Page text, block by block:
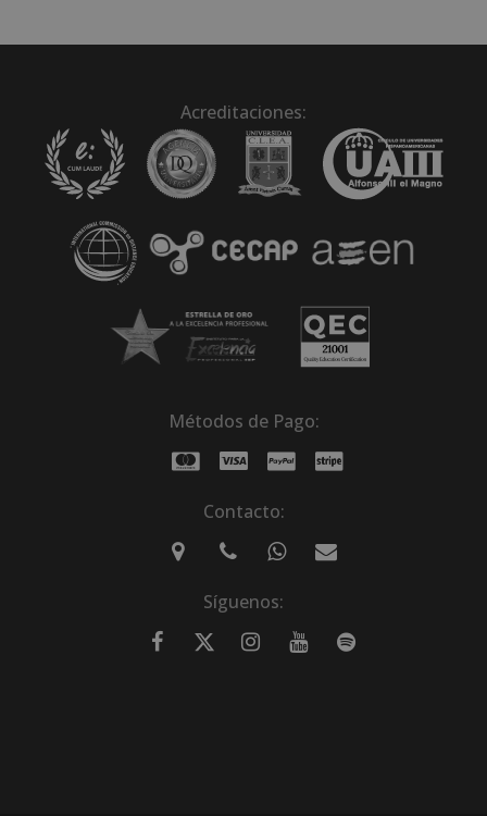
Acreditaciones:
Métodos de Pago:
Contacto:
Síguenos: